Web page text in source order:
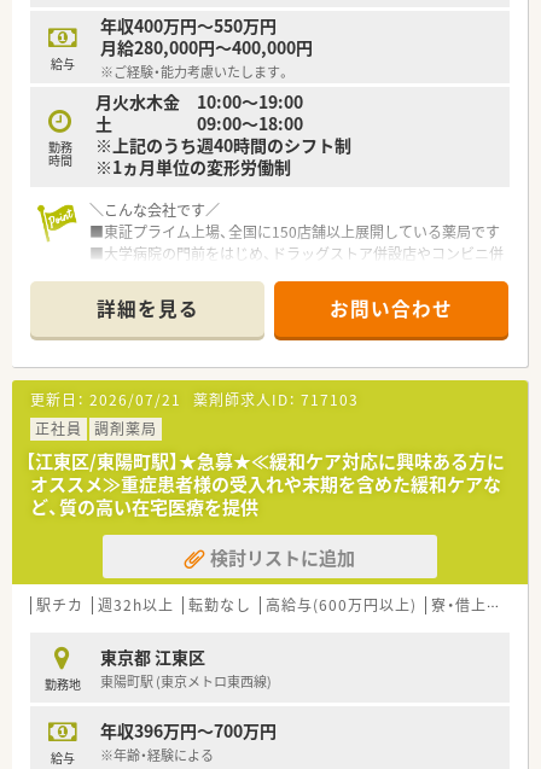
給与
年収400万円～550万円
月給280,000円～400,000円
※ご経験・能力考慮いたします。
勤務
時間
月火水木金 10:00～19:00
土 09:00～18:00
※上記のうち週40時間のシフト制
※1ヵ月単位の変形労働制
＼こんな会社です／
■東証プライム上場、全国に150店舗以上展開している薬局です
■大学病院の門前をはじめ、ドラッグストア併設店やコンビニ併
様々な形態の薬局を全国に展開しており、ご自身の興味に合わ
せて働けます
■ほぼ全店で「座り投薬」のため、患者様にしっかりと向き合っ
て服薬指導ができます
■年間休日は120日以上！近隣に複数店舗展開しており、
ヘルプ体制も整っているので、有休もとりやすい環境です
■それぞれのキャリアに応じて【マネジメント】と
専門性を極める【スペシャリスト】の2つのコースが用意されて
おり、
自己実現が叶えやすい体制です
＼福利厚生について／
■薬剤師資格以外の資格に対しても手当を支給！
対象は「アロマテラピー検定」などにも及び、
ご自身の興味を伸ばすことの出来る体制です
病気やケガなどで働けないときの生活費をサポートしてくれ
る制度です
■住宅手当は20,000～40,000円支給（要件あり）
復帰出来る環境づくりにも注力されています
詳細を見る お問い合わせ
更新日： 2026/07/21 薬剤師求人ID： 717103
正社員
調剤薬局
【江東区/東陽町駅】★急募★≪緩和ケア対応に興味ある方に
オススメ≫重症患者様の受入れや末期を含めた緩和ケアな
ど、質の高い在宅医療を提供
検討リストに追加
駅チカ 週32h以上 転勤なし 高給与(600万円以上) 寮・借上社宅あり
勤務地
東京都 江東区
東陽町駅 (東京メトロ東西線)
給与
年収396万円～700万円
※年齢・経験による